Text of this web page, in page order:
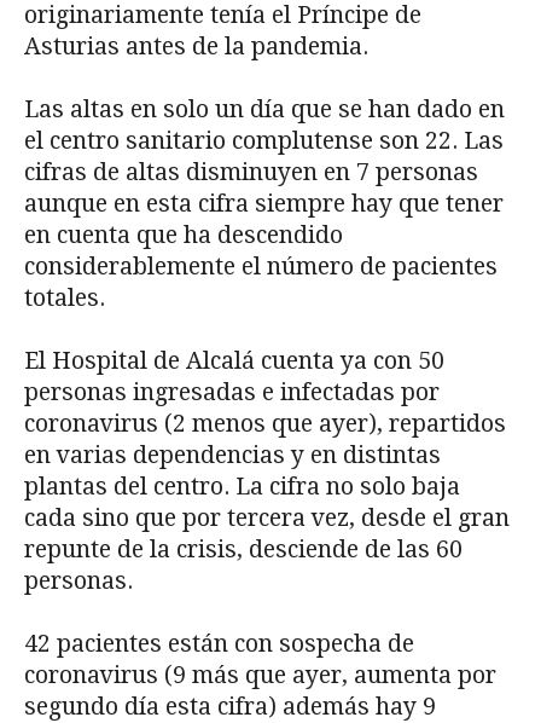
originariamente tenía el Príncipe de
Asturias antes de la pandemia.
Las altas en solo un día que se han dado en
el centro sanitario complutense son 22. Las
cifras de altas disminuyen en 7 personas
aunque en esta cifra siempre hay que tener
en cuenta que ha descendido
considerablemente el número de pacientes
totales.
El Hospital de Alcalá cuenta ya con 50
personas ingresadas e infectadas por
coronavirus (2 menos que ayer), repartidos
en varias dependencias y en distintas
plantas del centro. La cifra no solo baja
cada sino que por tercera vez, desde el gran
repunte de la crisis, desciende de las 60
personas.
42 pacientes están con sospecha de
coronavirus (9 más que ayer, aumenta por
segundo día esta cifra) además hay 9